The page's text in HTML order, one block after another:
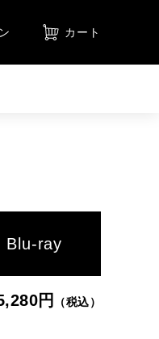
カート
Blu-ray
円 （税込）